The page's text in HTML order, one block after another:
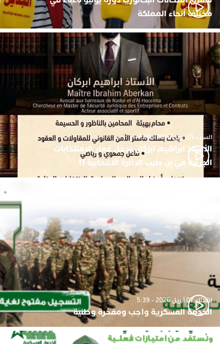
مختلف أنحاء المملكة
السبت 25 أبريل 2026 - 7:30
الأستاذ ابراهيم ابركان يدخل غمار الامنتخابات
الجزئية في بن طيب الدائرة الانتخابية 11
الثلاثاء 07 أبريل 2026 - 5:39
الخدمة العسكرية واجب ومفخرة وطنية